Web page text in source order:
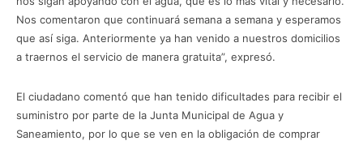
Nos comentaron que continuará semana a semana y esperamos
que así siga. Anteriormente ya han venido a nuestros domicilios
a traernos el servicio de manera gratuita”, expresó.
El ciudadano comentó que han tenido dificultades para recibir el
suministro por parte de la Junta Municipal de Agua y
Saneamiento, por lo que se ven en la obligación de comprar